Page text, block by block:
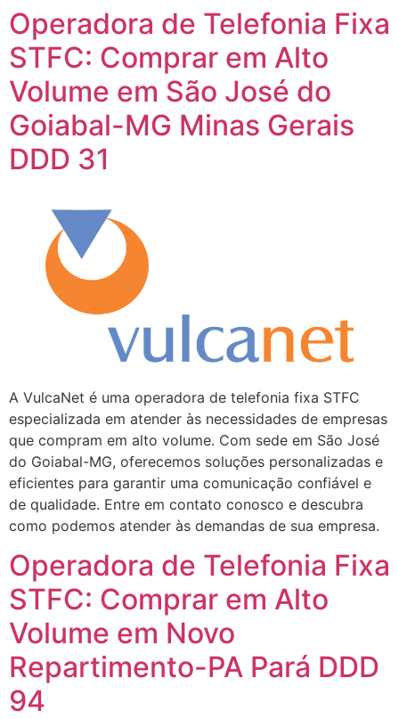
Operadora de Telefonia Fixa
STFC: Comprar em Alto
Volume em São José do
Goiabal-MG Minas Gerais
DDD 31
A VulcaNet é uma operadora de telefonia fixa STFC
especializada em atender às necessidades de empresas
que compram em alto volume. Com sede em São José
do Goiabal-MG, oferecemos soluções personalizadas e
eficientes para garantir uma comunicação confiável e
de qualidade. Entre em contato conosco e descubra
como podemos atender às demandas de sua empresa.
Operadora de Telefonia Fixa
STFC: Comprar em Alto
Volume em Novo
Repartimento-PA Pará DDD
94